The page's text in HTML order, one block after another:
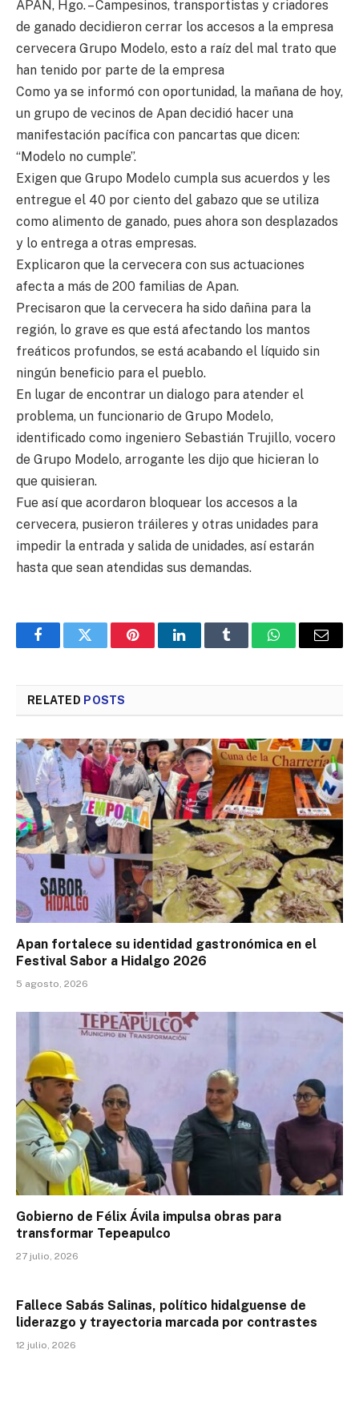
APAN, Hgo. – Campesinos, transportistas y criadores
de ganado decidieron cerrar los accesos a la empresa
cervecera Grupo Modelo, esto a raíz del mal trato que
han tenido por parte de la empresa
Como ya se informó con oportunidad, la mañana de hoy,
un grupo de vecinos de Apan decidió hacer una
manifestación pacífica con pancartas que dicen:
“Modelo no cumple”.
Exigen que Grupo Modelo cumpla sus acuerdos y les
entregue el 40 por ciento del gabazo que se utiliza
como alimento de ganado, pues ahora son desplazados
y lo entrega a otras empresas.
Explicaron que la cervecera con sus actuaciones
afecta a más de 200 familias de Apan.
Precisaron que la cervecera ha sido dañina para la
región, lo grave es que está afectando los mantos
freáticos profundos, se está acabando el líquido sin
ningún beneficio para el pueblo.
En lugar de encontrar un dialogo para atender el
problema, un funcionario de Grupo Modelo,
identificado como ingeniero Sebastián Trujillo, vocero
de Grupo Modelo, arrogante les dijo que hicieran lo
que quisieran.
Fue así que acordaron bloquear los accesos a la
cervecera, pusieron tráileres y otras unidades para
impedir la entrada y salida de unidades, así estarán
hasta que sean atendidas sus demandas.
FacebookTwitter PinterestLinkedInTumblr WhatsAppEmail
RELATED POSTS
Apan fortalece su identidad gastronómica en el
Festival Sabor a Hidalgo 2026
5 agosto, 2026
Gobierno de Félix Ávila impulsa obras para
transformar Tepeapulco
27 julio, 2026
Fallece Sabás Salinas, político hidalguense de
liderazgo y trayectoria marcada por contrastes
12 julio, 2026